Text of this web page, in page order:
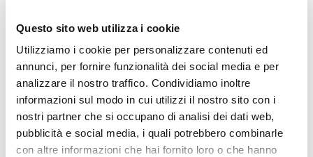
Questo sito web utilizza i cookie
Utilizziamo i cookie per personalizzare contenuti ed
annunci, per fornire funzionalità dei social media e per
analizzare il nostro traffico. Condividiamo inoltre
informazioni sul modo in cui utilizzi il nostro sito con i
nostri partner che si occupano di analisi dei dati web,
pubblicità e social media, i quali potrebbero combinarle
con altre informazioni che hai fornito loro o che hanno
sviluppare la propria conoscenza sulle trasformazioni digitali
in corso”,ha affermatoAlberto Calcagno, amministratore
delegato di Fastweb.“Il futuro corre veloce e grazie anche a
questa installazione e alla partnership con Bracco, in STEP
gli ospiti potranno approfondire i temi legati alle
innumerevoli opportunità offerte dalle tecnologie digitali per
il mondo della medicina”.